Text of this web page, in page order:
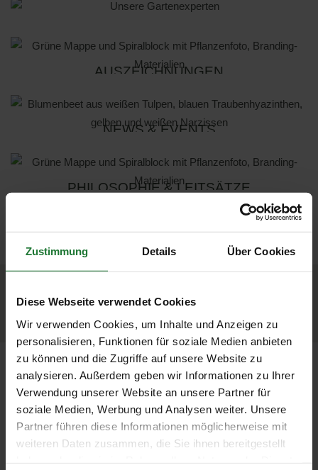
Zustimmung Details Über Cookies
Diese Webseite verwendet Cookies
Wir verwenden Cookies, um Inhalte und Anzeigen zu
personalisieren, Funktionen für soziale Medien anbieten
zu können und die Zugriffe auf unsere Website zu
analysieren. Außerdem geben wir Informationen zu Ihrer
Verwendung unserer Website an unsere Partner für
soziale Medien, Werbung und Analysen weiter. Unsere
Partner führen diese Informationen möglicherweise mit
weiteren Daten zusammen, die Sie ihnen bereitgestellt
ALLEIN!
AUSZEICHNUNGEN
AUSZEICHNUNGEN - TEAM
MEHR INFO
NEWS & EVENTS
AKTUELLES RUND UM DAS
MEHR INFO
PHILOSOPHIE & LEITSÄTZE
WAS UNS SEHR AM HERZEN
MEHR INFO